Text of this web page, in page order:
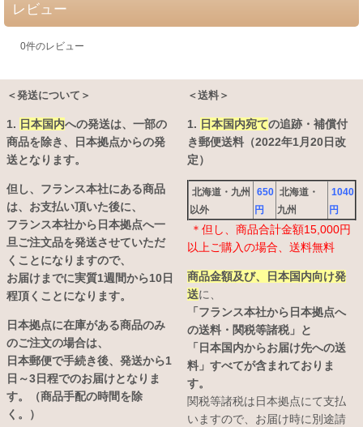
レビュー
0件のレビュー
＜発送について＞
1. 日本国内への発送は、 一部の
商品を除き、日本拠点からの発
送となります。
但し、フランス本社にある商品
は、お支払い頂いた後に、
フランス本社から日本拠点へ一
旦ご注文品を発送させていただ
くことになりますので、
お届けまでに実質1週間から10日
程頂くことになります。
日本拠点に在庫がある商品のみ
のご注文の場合は、
日本郵便で手続き後、発送から1
日～3日程でのお届けとなりま
す。（商品手配の時間を除
く。）
＜送料＞
1. 日本国内宛ての追跡・補償付
き郵便送料（2022年1月20日改
定）
北海道・九州
以外
650
円
北海道・
九州
1040
円
＊但し、商品合計金額15,000円
以上ご購入の場合、送料無料
商品金額及び、日本国内向け発
送に、
「フランス本社から日本拠点へ
の送料・関税等諸税」と
「日本国内からお届け先への送
料」すべてが含まれておりま
す。
関税等諸税は日本拠点にて支払
いますので、お届け時に別途請